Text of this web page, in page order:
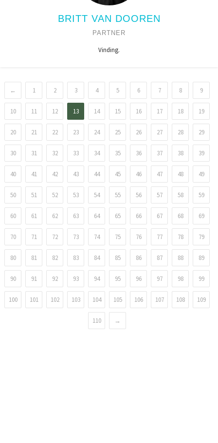
BRITT VAN DOOREN
PARTNER
Vinding.
← 1 2 3 4 5 6 7 8 9
10 11 12 13 14 15 16 17 18 19
20 21 22 23 24 25 26 27 28 29
30 31 32 33 34 35 36 37 38 39
40 41 42 43 44 45 46 47 48 49
50 51 52 53 54 55 56 57 58 59
60 61 62 63 64 65 66 67 68 69
70 71 72 73 74 75 76 77 78 79
80 81 82 83 84 85 86 87 88 89
90 91 92 93 94 95 96 97 98 99
100 101 102 103 104 105 106 107 108 109
110 →